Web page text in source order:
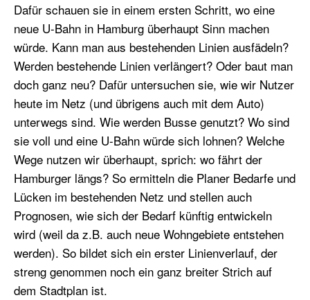
Dafür schauen sie in einem ersten Schritt, wo eine
neue U-Bahn in Hamburg überhaupt Sinn machen
würde. Kann man aus bestehenden Linien ausfädeln?
Werden bestehende Linien verlängert? Oder baut man
doch ganz neu? Dafür untersuchen sie, wie wir Nutzer
heute im Netz (und übrigens auch mit dem Auto)
unterwegs sind. Wie werden Busse genutzt? Wo sind
sie voll und eine U-Bahn würde sich lohnen? Welche
Wege nutzen wir überhaupt, sprich: wo fährt der
Hamburger längs? So ermitteln die Planer Bedarfe und
Lücken im bestehenden Netz und stellen auch
Prognosen, wie sich der Bedarf künftig entwickeln
wird (weil da z.B. auch neue Wohngebiete entstehen
werden). So bildet sich ein erster Linienverlauf, der
streng genommen noch ein ganz breiter Strich auf
dem Stadtplan ist.